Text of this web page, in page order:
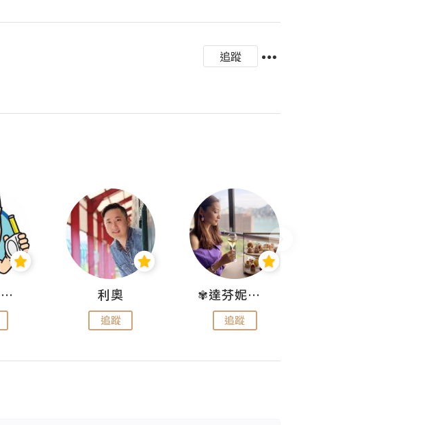
追蹤
裝修佬 - 香港一站式網上裝修平台 利奧
追蹤
✾達芬妮•愛孩子•愛生活✾
追蹤